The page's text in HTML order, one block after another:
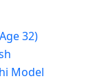
32)
Model